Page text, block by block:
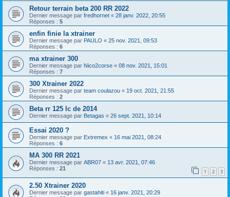
Retour terrain beta 200 RR 2022
Dernier message par fredhornet « 28 janv. 2022, 20:55
Réponses : 5
enfin finie la xtrainer
Dernier message par PAULO « 25 nov. 2021, 09:53
Réponses : 6
ma xtrainer 300
Dernier message par Nico2corse « 08 nov. 2021, 15:01
Réponses : 7
300 Xtrainer 2022
Dernier message par team coulazou « 19 oct. 2021, 21:55
Réponses : 2
Beta rr 125 lc de 2014
Dernier message par Betagas « 26 sept. 2021, 10:14
Essai 2020 ?
Dernier message par Extremex « 16 mai 2021, 08:24
Réponses : 6
MA 300 RR 2021
Dernier message par ABR07 « 13 avr. 2021, 07:46
Réponses : 21 1 2 3
2.50 Xtrainer 2020
Dernier message par gastahiti « 16 janv. 2021, 20:29